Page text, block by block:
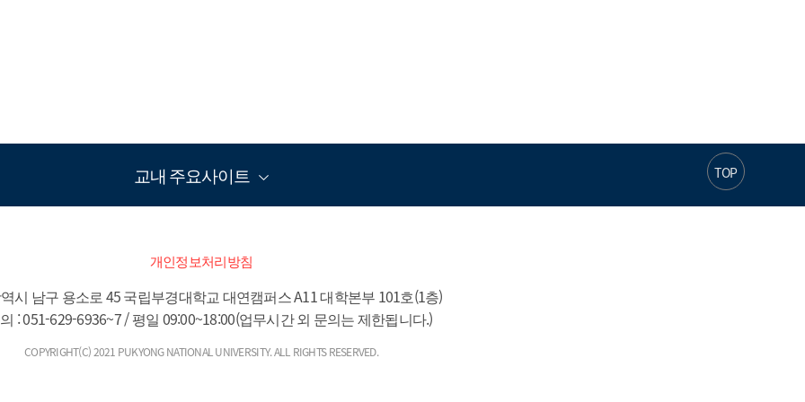
TOP
교내 주요사이트
개인정보처리방침
시 남구 용소로 45 국립부경대학교 대연캠퍼스 A11 대학본부 101호(1층)
: 051-629-6936~7 / 평일 09:00~18:00(업무시간 외 문의는 제한됩니다.)
COPYRIGHT(C) 2021 PUKYONG NATIONAL UNIVERSITY. ALL RIGHTS RESERVED.